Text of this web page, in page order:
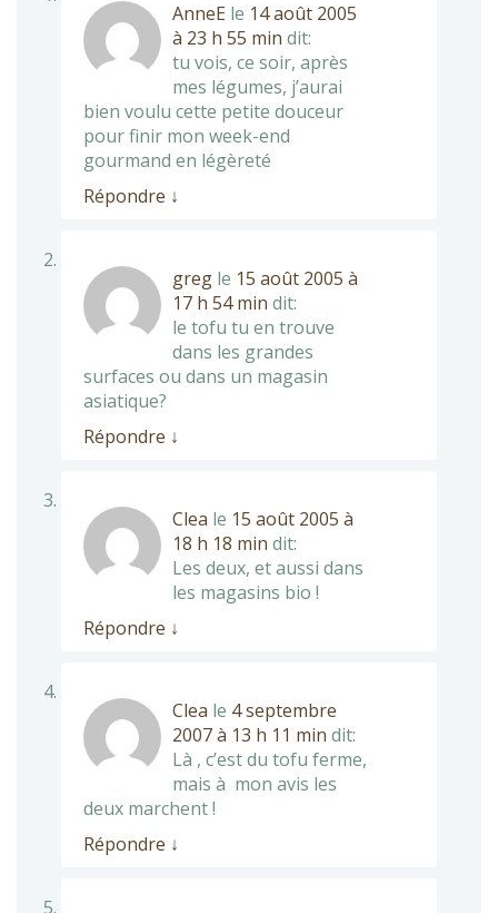
AnneE le 14 août 2005
à 23 h 55 min dit:
tu vois, ce soir, après
mes légumes, j’aurai
bien voulu cette petite douceur
pour finir mon week-end
gourmand en légèreté
Répondre ↓
greg le 15 août 2005 à
17 h 54 min dit:
le tofu tu en trouve
dans les grandes
surfaces ou dans un magasin
asiatique?
Répondre ↓
Clea le 15 août 2005 à
18 h 18 min dit:
Les deux, et aussi dans
les magasins bio !
Répondre ↓
Clea le 4 septembre
2007 à 13 h 11 min dit:
Là , c’est du tofu ferme,
mais à mon avis les
deux marchent !
Répondre ↓